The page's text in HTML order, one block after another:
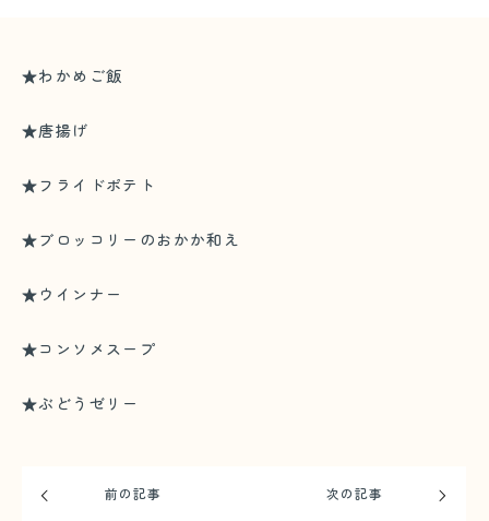
★わかめご飯
★唐揚げ
★フライドポテト
★ブロッコリーのおかか和え
★ウインナー
★コンソメスープ
★ぶどうゼリー
前の記事 次の記事